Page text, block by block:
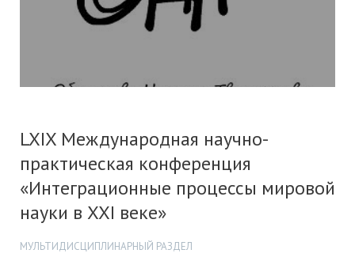
LXIX Международная научно-
практическая конференция
«Интеграционные процессы мировой
науки в XXI веке»
МУЛЬТИДИСЦИПЛИНАРНЫЙ РАЗДЕЛ